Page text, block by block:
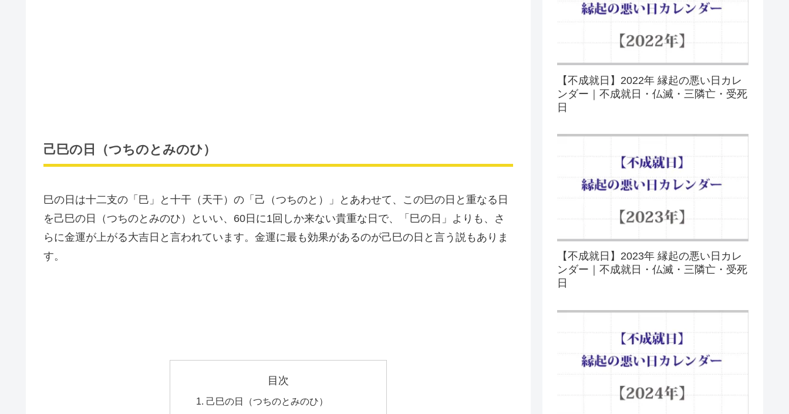
己巳の日（つちのとみのひ）
巳の日は十二支の「巳」と十干（天干）の「己（つちのと）」とあわせて、この巳の日と重なる日
を己巳の日（つちのとみのひ）といい、60日に1回しか来ない貴重な日で、「巳の日」よりも、さ
らに金運が上がる大吉日と言われています。金運に最も効果があるのが己巳の日と言う説もありま
す。
目次
己巳の日（つちのとみのひ）
【不成就日】2022年 縁起の悪い日カレ
ンダー｜不成就日・仏滅・三隣亡・受死
日
【不成就日】2023年 縁起の悪い日カレ
ンダー｜不成就日・仏滅・三隣亡・受死
日